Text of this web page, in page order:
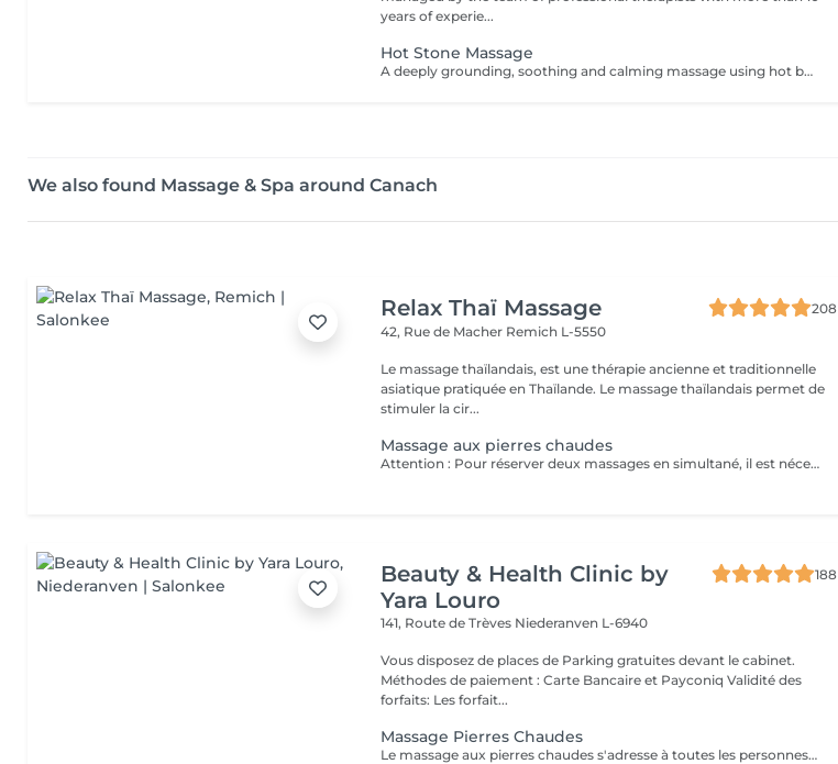
years of experie...
Hot Stone Massage
A deeply grounding, soothing and calming massage using hot basalt stones to release and soothe muscular tension and pain.
We also found Massage & Spa around Canach
Relax Thaï Massage
208
42, Rue de Macher Remich L-5550
Le massage thaïlandais, est une thérapie ancienne et traditionnelle
asiatique pratiquée en Thaïlande. Le massage thaïlandais permet de
stimuler la cir...
Massage aux pierres chaudes
Attention : Pour réserver deux massages en simultané, il est nécessaire de procéder à deux réservations séparées. Ajouter deux services dans une seule réservation entraînera la programmation des rendez-vous l'un après l'autre, et non en même temps. Si besoin, vous pouvez également nous contacter par téléphone au 691 603 983. Merci !
Beauty & Health Clinic by
Yara Louro
188
141, Route de Trèves Niederanven L-6940
Vous disposez de places de Parking gratuites devant le cabinet.
Méthodes de paiement : Carte Bancaire et Payconiq Validité des
forfaits: Les forfait...
Massage Pierres Chaudes
Le massage aux pierres chaudes s'adresse à toutes les personnes souhaitant décompresser et lâcher prise. En plus de vous apporter une sensation de bien-être, le massage aux pierres chaudes vous procure les vertus thérapeutiques suivantes: - Génère un sentiment de bien-être et d'apaisement qui se prolonge après la séance - Relaxe les muscles en profondeur - Favorise l'oxygénation des tissus - Lutte contre le stress et la fatigue - Améliore la circulation sanguine - Augmente le métabolisme cellulaire - Stimule les fonctions lymphatiques (élimination des toxines)